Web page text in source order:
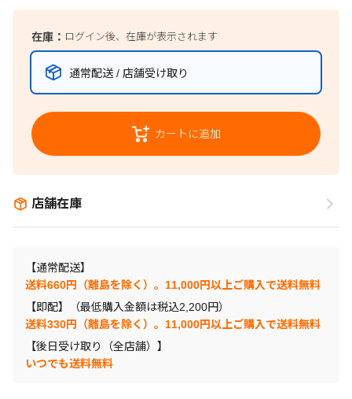
在庫： ログイン後、在庫が表示されます
通常配送 / 店舗受け取り
カートに追加
店舗在庫
【通常配送】
送料660円（離島を除く）。11,000円以上ご購入で送料無料
【即配】（最低購入金額は税込2,200円）
送料330円（離島を除く）。11,000円以上ご購入で送料無料
【後日受け取り（全店舗）】
いつでも送料無料